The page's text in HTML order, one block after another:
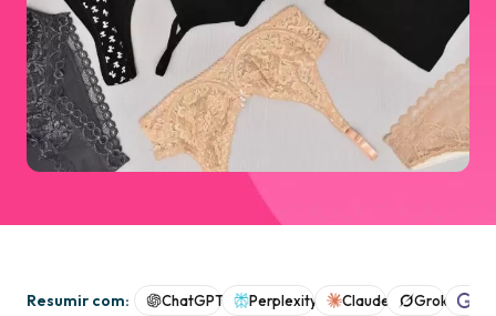
Resumir com: ChatGPT Perplexity Claude Grok